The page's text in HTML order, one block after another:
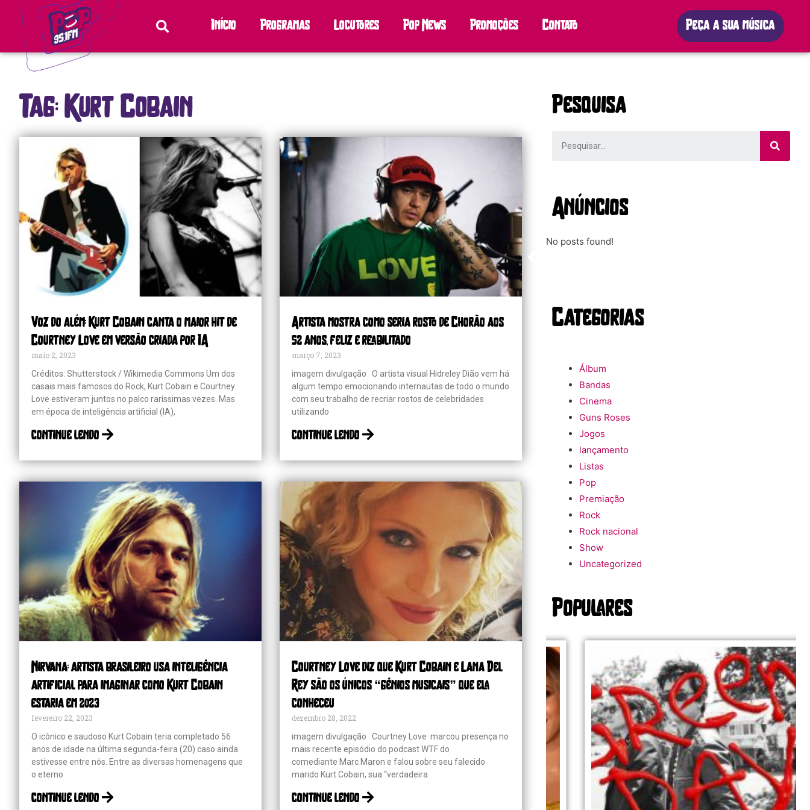
Início Programas Locutores Pop News Promoções Contato Peça a sua música
Tag: Kurt Cobain
Voz do além: Kurt Cobain canta o maior hit de
Courtney Love em versão criada por IA
maio 2, 2023
Créditos: Shutterstock / Wikimedia Commons Um dos
casais mais famosos do Rock, Kurt Cobain e Courtney
Love estiveram juntos no palco raríssimas vezes. Mas
em época de inteligência artificial (IA),
continue lendo
Artista mostra como seria rosto de Chorão aos
52 anos, feliz e reabilitado
março 7, 2023
imagem divulgação O artista visual Hidreley Dião vem há
algum tempo emocionando internautas de todo o mundo
com seu trabalho de recriar rostos de celebridades
utilizando
continue lendo
Nirvana: artista brasileiro usa inteligência
artificial para imaginar como Kurt Cobain
estaria em 2023
fevereiro 22, 2023
O icônico e saudoso Kurt Cobain teria completado 56
anos de idade na última segunda-feira (20) caso ainda
estivesse entre nós. Entre as diversas homenagens que
o eterno
continue lendo
Courtney Love diz que Kurt Cobain e Lana Del
Rey são os únicos “gênios musicais” que ela
conheceu
dezembro 28, 2022
imagem divulgação Courtney Love marcou presença no
mais recente episódio do podcast WTF do
comediante Marc Maron e falou sobre seu falecido
marido Kurt Cobain, sua “verdadeira
continue lendo
Pesquisa
Anúncios
No posts found!
Categorias
Álbum
Bandas
Cinema
Guns Roses
Jogos
lançamento
Listas
Pop
Premiação
Rock
Rock nacional
Show
Uncategorized
Populares